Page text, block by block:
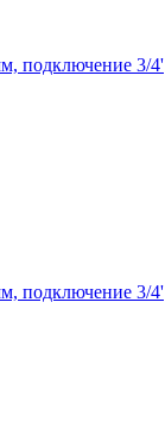
подключение 3/4'
подключение 3/4'